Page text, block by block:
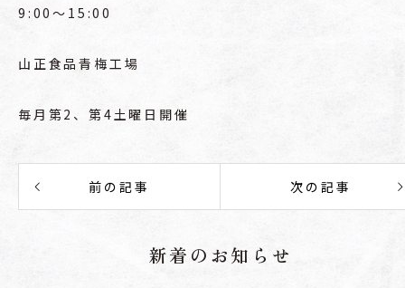
9:00〜15:00
山正食品青梅工場
毎月第2、第4土曜日開催
前の記事 次の記事
新着のお知らせ